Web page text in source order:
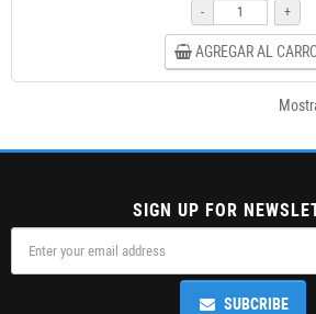
-
+
AGREGAR AL
SIGN UP FOR
SUBCRIBE